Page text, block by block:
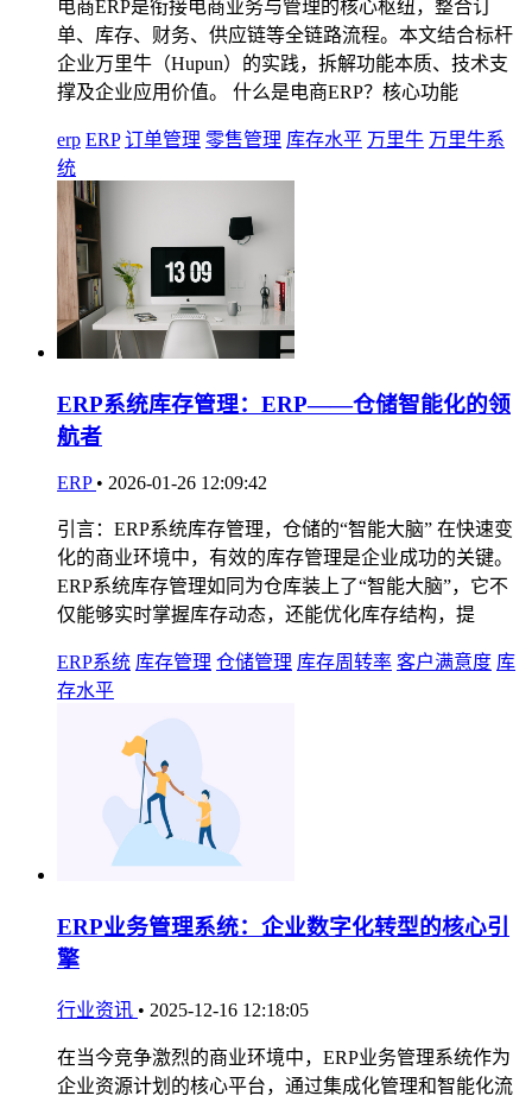
电商ERP是衔接电商业务与管理的核心枢纽，整合订
单、库存、财务、供应链等全链路流程。本文结合标杆
企业万里牛（Hupun）的实践，拆解功能本质、技术支
撑及企业应用价值。 什么是电商ERP？核心功能
erp ERP 订单管理 零售管理 库存水平 万里牛 万里牛系
统
ERP系统库存管理：ERP——仓储智能化的领
航者
ERP • 2026-01-26 12:09:42
引言：ERP系统库存管理，仓储的“智能大脑” 在快速变
化的商业环境中，有效的库存管理是企业成功的关键。
ERP系统库存管理如同为仓库装上了“智能大脑”，它不
仅能够实时掌握库存动态，还能优化库存结构，提
ERP系统 库存管理 仓储管理 库存周转率 客户满意度 库
存水平
ERP业务管理系统：企业数字化转型的核心引
擎
行业资讯 • 2025-12-16 12:18:05
在当今竞争激烈的商业环境中，ERP业务管理系统作为
企业资源计划的核心平台，通过集成化管理和智能化流